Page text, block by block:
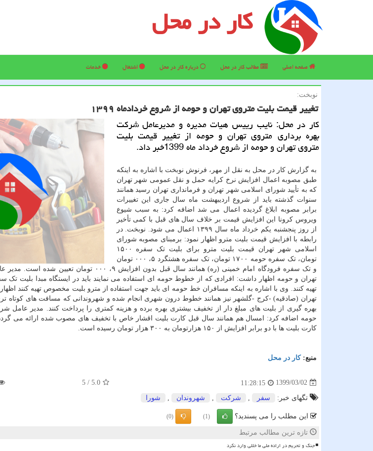
کار در محل
صفحه اصلی مطالب كار در محل درباره كار در محل اشتغال خدمات
نوبخت:
تغییر قیمت بلیت متروی تهران و حومه از شروع خردادماه ۱۳۹۹
كار در محل: نایب رییس هیات مدیره و مدیرعامل شركت
بهره برداری متروی تهران و حومه از تغییر قیمت بلیت
متروی تهران و حومه از شروع خرداد ماه 1399خبر داد.
به گزارش کار در محل به نقل از مهر، فرنوش نوبخت با اشاره به اینکه
طبق مصوبه اعمال افزایش نرخ کرایه حمل و نقل عمومی شهر تهران
که به تأیید شورای اسلامی شهر تهران و فرمانداری تهران رسید همانند
سنوات گذشته باید از شروع اردیبهشت ماه سال جاری این تغییرات
برابر مصوبه ابلاغ گردیده اعمال می شد اضافه کرد: به سبب شیوع
ویروس کرونا این افزایش قیمت بر خلاف سال های قبل با کمی تأخیر
از روز پنجشنبه یکم خرداد ماه سال ۱۳۹۹ اعمال می شود. نوبخت. در
رابطه با افزایش قیمت بلیت مترو اظهار نمود: برمبنای مصوبه شورای
اسلامی شهر تهران قیمت بلیت مترو برای بلیت تک سفره ۱۵۰۰
تومان، تک سفره حومه ۱۷۰۰ تومان، تک سفره هشتگرد ۵، ۰۰۰ تومان
و تک سفره فرودگاه امام خمینی (ره) همانند سال قبل بدون
تهران و حومه اظهار داشت: افرادی که از خطوط حومه ای استفاده می نمایند باید در ایستگاه مبدا بلیت تک
تهیه کنند. وی با اشاره به اینکه مسافران خط حومه ای باید جهت استفاده از مترو بلیت مخصوص تهیه کنند
تهران (صادقیه) -کرج -گلشهر نیز همانند خطوط درون شهری انجام شده و شهروندانی که مسافت های کوتاه تری
بهره گیری از بلیت های مبلغ دار از تخفیف بیشتری بهره برده و هزینه کمتری را پرداخت کنند. مدیر عامل
حومه اضافه کرد: امسال هم همانند سال قبل کارت بلیت اقشار خاص با تخفیف های مصوب شده ارائه می
کارت بلیت ها با دو برابر افزایش از ۱۵۰ هزارتومان به ۳۰۰ هزار تومان رسیده است.
منبع:كار در محل
1399/03/02
11:28:15
5.0
/
5
تگهای خبر: سفر شركت شهروندان شورا
این مطلب را می پسندید؟ (1)
(0)
تازه ترین مطالب مرتبط
جنگ و تحریم در اراده ملی ما خللی وارد نکرد